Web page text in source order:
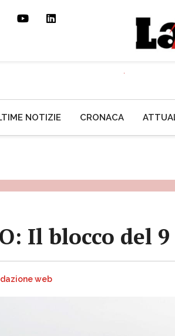
NOTIZIE CRONACA
Il blocco del
web